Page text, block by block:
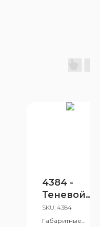
4384 -
Теневой
навес
SKU: 4384
Габаритные